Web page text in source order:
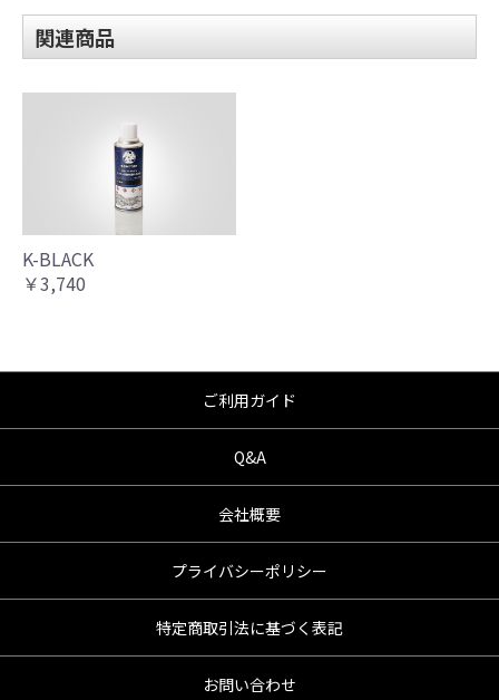
●取り付けについては専門の資格と知識・経験
を有した整備士が、指定のサービスマニュア
ル、指定の基準に基づいた取り付けを行って
ください。
なお、取付時、使用時、その他で起きた全て
の事故、故障に対し保険、保証等は一切無
く、商品の返品、クレーム等も受付できませ
んので、あらかじめご了承ください。
●商品の仕様・価格につきましては事前の予告
無く変更となる場合がありますので了承願い
ます。
関連商品
K-BLACK
￥3,740
ご利用ガイド
Q&A
会社概要
プライバシーポリシー
特定商取引法に基づく表記
お問い合わせ